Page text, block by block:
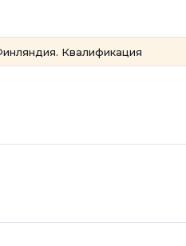
Квалификация